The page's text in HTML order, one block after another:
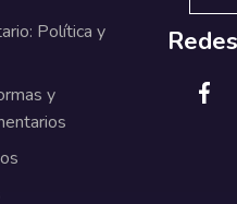
Política y
y